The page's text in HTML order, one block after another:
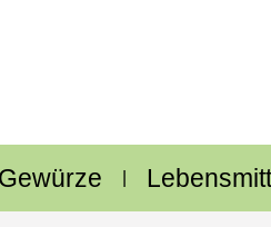
Gewürze